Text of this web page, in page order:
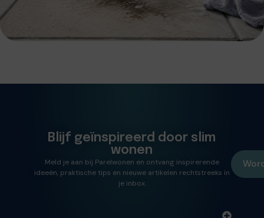
Blijf geïnspireerd door slim
wonen
Meld je aan bij Parelwonen en ontvang inspirerende
ideeën, praktische tips en nieuwe artikelen rechtstreeks in
je inbox.